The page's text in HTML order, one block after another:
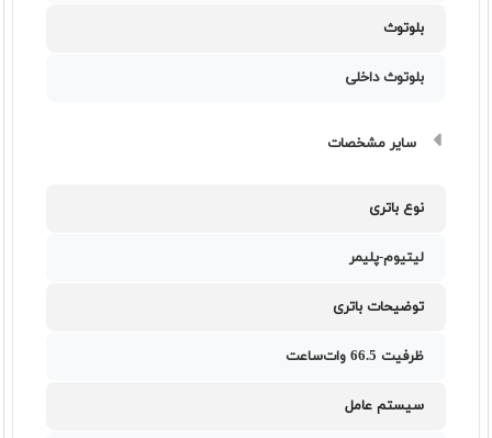
بلوتوث
بلوتوث داخلی
سایر مشخصات
نوع باتری
لیتیوم-پلیمر
توضیحات باتری
ظرفیت 66.5 وات‌ساعت
سیستم عامل